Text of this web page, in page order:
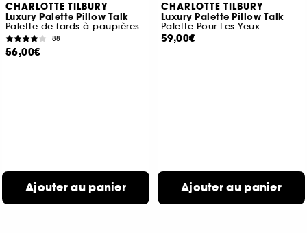
CHARLOTTE TILBURY
Luxury Palette Pillow Talk
Palette de fards à paupières
88
56,00€
Ajouter au panier
CHARLOTTE TILBURY
Luxury Palette Pillow Talk
Palette Pour Les Yeux
59,00€
Ajouter au panier